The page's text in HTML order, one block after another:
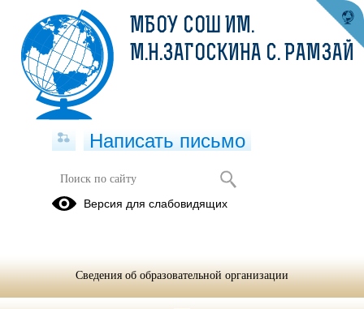
Профилактическая работа
психологического
МБОУ СОШ ИМ.
М.Н.ЗАГОСКИНА С. РАМЗАЙ
Написать письмо
Версия для слабовидящих
Сведения об образовательной организации